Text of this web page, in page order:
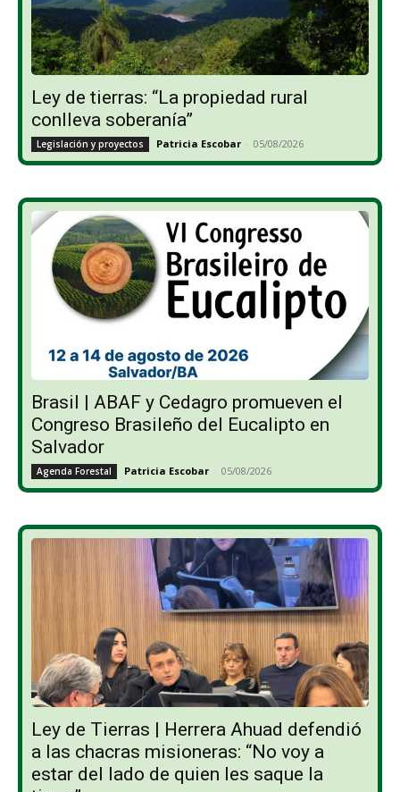
Ley de tierras: “La propiedad rural
conlleva soberanía”
Legislación y proyectos Patricia Escobar - 05/08/2026
Brasil | ABAF y Cedagro promueven el
Congreso Brasileño del Eucalipto en
Salvador
Agenda Forestal Patricia Escobar - 05/08/2026
Ley de Tierras | Herrera Ahuad defendió
a las chacras misioneras: “No voy a
estar del lado de quien les saque la